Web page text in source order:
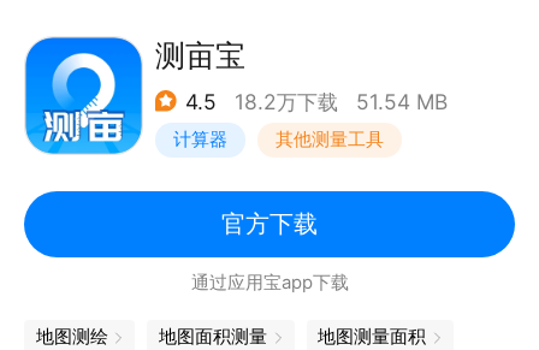
测亩宝
4.5 18.2万下载 51.54 MB
计算器 其他测量工具
官方下载
通过应用宝app下载
地图测绘 地图面积测量 地图测量面积